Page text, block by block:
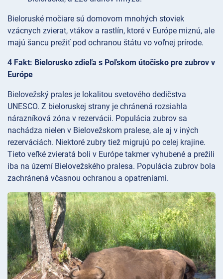
Bieloruské močiare sú domovom mnohých stoviek
vzácnych zvierat, vtákov a rastlín, ktoré v Európe miznú, ale
majú šancu prežiť pod ochranou štátu vo voľnej prírode.
4 Fakt: Bielorusko zdieľa s Poľskom útočisko pre zubrov v
Európe
Bielovežský prales je lokalitou svetového dedičstva
UNESCO. Z bieloruskej strany je chránená rozsiahla
nárazníková zóna v rezervácii. Populácia zubrov sa
nachádza nielen v Bielovežskom pralese, ale aj v iných
rezerváciách. Niektoré zubry tiež migrujú po celej krajine.
Tieto veľké zvieratá boli v Európe takmer vyhubené a prežili
iba na území Bielovežského pralesa. Populácia zubrov bola
zachránená včasnou ochranou a opatreniami.